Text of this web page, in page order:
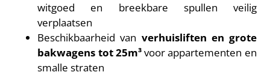
witgoed en breekbare spullen veilig
verplaatsen
Beschikbaarheid van verhuisliften en grote
bakwagens tot 25m³voor appartementen en
smalle straten